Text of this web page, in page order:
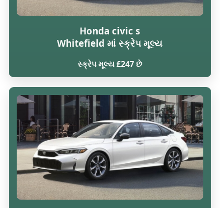
Honda civic s
Whitefield માં સ્ક્રેપ મૂલ્ય
સ્ક્રેપ મૂલ્ય £247 છે